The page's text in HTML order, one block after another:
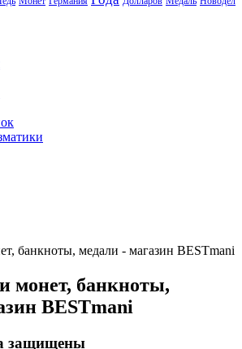
монет, банкноты,
BESTmani
защищены